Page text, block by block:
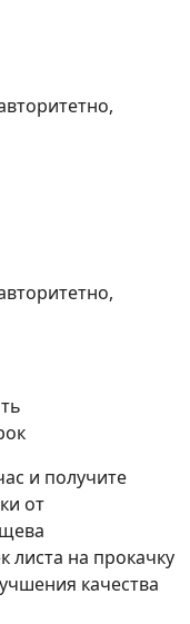
и получите
от
листа на прокачку
качества